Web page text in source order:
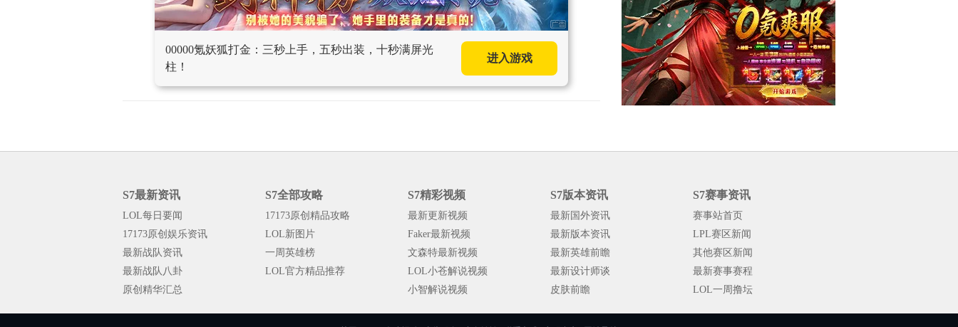
00000氪妖狐打金：三秒上手，五秒出装，十秒满屏光
柱！
进入游戏
S7最新资讯
LOL每日要闻
17173原创娱乐资讯
最新战队资讯
最新战队八卦
原创精华汇总
S7全部攻略
17173原创精品攻略
LOL新图片
一周英雄榜
LOL官方精品推荐
S7精彩视频
最新更新视频
Faker最新视频
文森特最新视频
LOL小苍解说视频
小智解说视频
S7版本资讯
最新国外资讯
最新版本资讯
最新英雄前瞻
最新设计师谈
皮肤前瞻
S7赛事资讯
赛事站首页
LPL赛区新闻
其他赛区新闻
最新赛事赛程
LOL一周撸坛